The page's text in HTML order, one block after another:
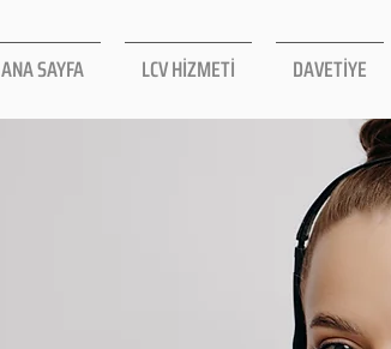
ANA SAYFA LCV HİZMETİ DAVETİYE